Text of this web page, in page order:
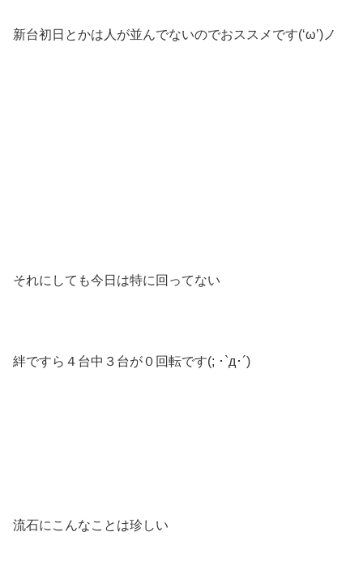
新台初日とかは人が並んでないのでおススメです(‘ω’)ノ
それにしても今日は特に回ってない
絆ですら４台中３台が０回転です(; ･`д･´)
流石にこんなことは珍しい